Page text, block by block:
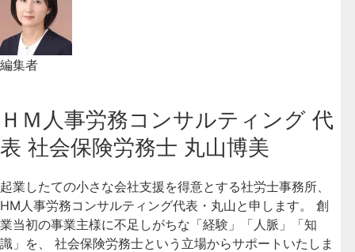
編集者
ＨＭ人事労務コンサルティング 代
表 社会保険労務士 丸山博美
起業したての小さな会社支援を得意とする社労士事務所、
HM人事労務コンサルティング代表・丸山と申します。 創
業当初の事業主様に不足しがちな「経験」「人脈」「知
識」を、 社会保険労務士という立場からサポートいたしま